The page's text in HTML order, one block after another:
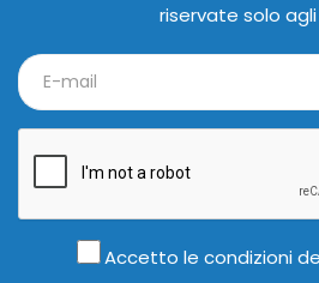
riservate solo
Accetto le condizioni